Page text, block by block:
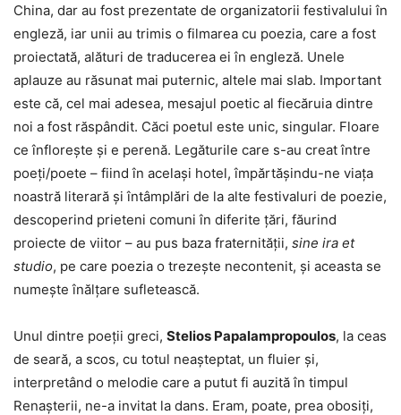
China, dar au fost prezentate de organizatorii festivalului în
engleză, iar unii au trimis o filmarea cu poezia, care a fost
proiectată, alături de traducerea ei în engleză. Unele
aplauze au răsunat mai puternic, altele mai slab. Important
este că, cel mai adesea, mesajul poetic al fiecăruia dintre
noi a fost răspândit. Căci poetul este unic, singular. Floare
ce înflorește și e perenă. Legăturile care s-au creat între
poeți/poete – fiind în același hotel, împărtășindu-ne viața
noastră literară și întâmplări de la alte festivaluri de poezie,
descoperind prieteni comuni în diferite țări, făurind
proiecte de viitor – au pus baza fraternității, sine ira et
studio, pe care poezia o trezește necontenit, și aceasta se
numește înălțare sufletească.
Unul dintre poeții greci, Stelios Papalampropoulos, la ceas
de seară, a scos, cu totul neașteptat, un fluier și,
interpretând o melodie care a putut fi auzită în timpul
Renașterii, ne-a invitat la dans. Eram, poate, prea obosiți,